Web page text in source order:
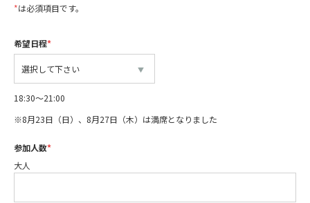
*は必須項目です。
希望日程*
18:30〜21:00
※8月23日（日）、8月27日（木）は満席となりました
参加人数*
大人